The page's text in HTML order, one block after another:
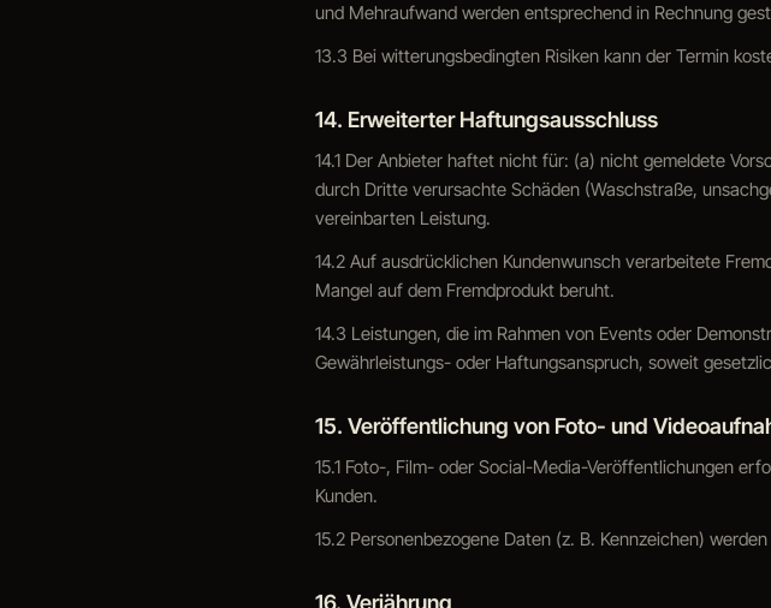
und Mehraufwand werden entsprechend in Rechnung
13.3 Bei witterungsbedingten Risiken kann der Termin
14. Erweiterter Haftungsausschluss
14.1 Der Anbieter haftet nicht für: (a) nicht gemeldete
durch Dritte verursachte Schäden (Waschstraße,
vereinbarten Leistung.
14.2 Auf ausdrücklichen Kundenwunsch verarbeitete
Mangel auf dem Fremdprodukt beruht.
14.3 Leistungen, die im Rahmen von Events oder
Gewährleistungs- oder Haftungsanspruch, soweit
15. Veröffentlichung von Foto- und
15.1 Foto-, Film- oder Social-Media-Veröffentlichungen
Kunden.
15.2 Personenbezogene Daten (z. B. Kennzeichen)
16. Verjährung